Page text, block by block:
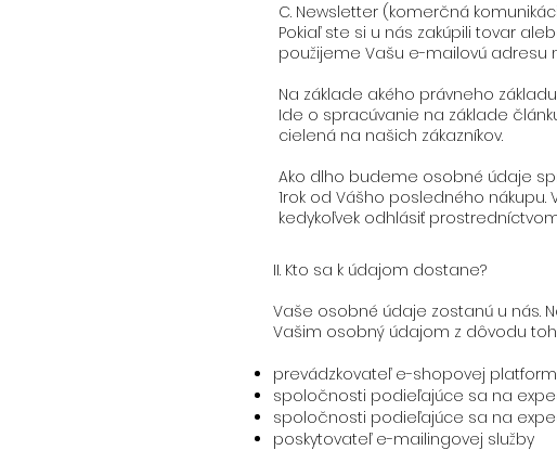
C. Newsletter (komerčná
Pokiaľ ste si u nás zakúpili tovar
použijeme Vašu e-mailovú adresu
Na základe akého právneho
Ide o spracúvanie na základe
cielená na našich zákazníkov.
Ako dlho budeme osobné údaje
1rok od Vášho posledného
kedykoľvek odhlásiť
II. Kto sa k údajom dostane?
Vaše osobné údaje zostanú u nás.
Vašim osobný údajom z dôvodu
prevádzkovateľ e-shopovej
spoločnosti podieľajúce sa na
spoločnosti podieľajúce sa na
poskytovateľ e-mailingovej služby